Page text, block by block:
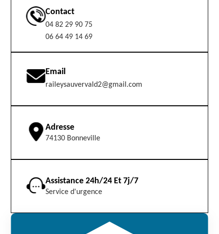
Contact
04 82 29 90 75
06 64 49 14 69
Email
raileysauvervald2@gmail.com
Adresse
74130 Bonneville
Assistance 24h/24 Et 7j/7
Service d'urgence